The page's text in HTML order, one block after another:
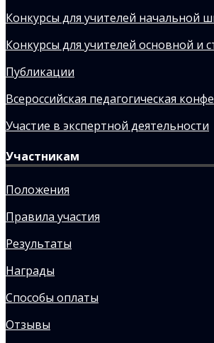
Конкурсы для учителей начальной
Конкурсы для учителей основной и
Публикации
Всероссийская педагогическая
Участие в экспертной деятельности
Участникам
Положения
Правила участия
Результаты
Награды
Способы оплаты
Отзывы